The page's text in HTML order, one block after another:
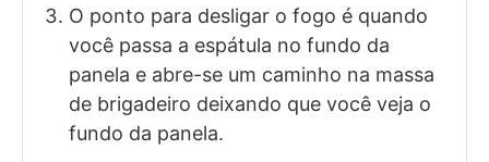
O ponto para desligar o fogo é quando
você passa a espátula no fundo da
panela e abre-se um caminho na massa
de brigadeiro deixando que você veja o
fundo da panela.